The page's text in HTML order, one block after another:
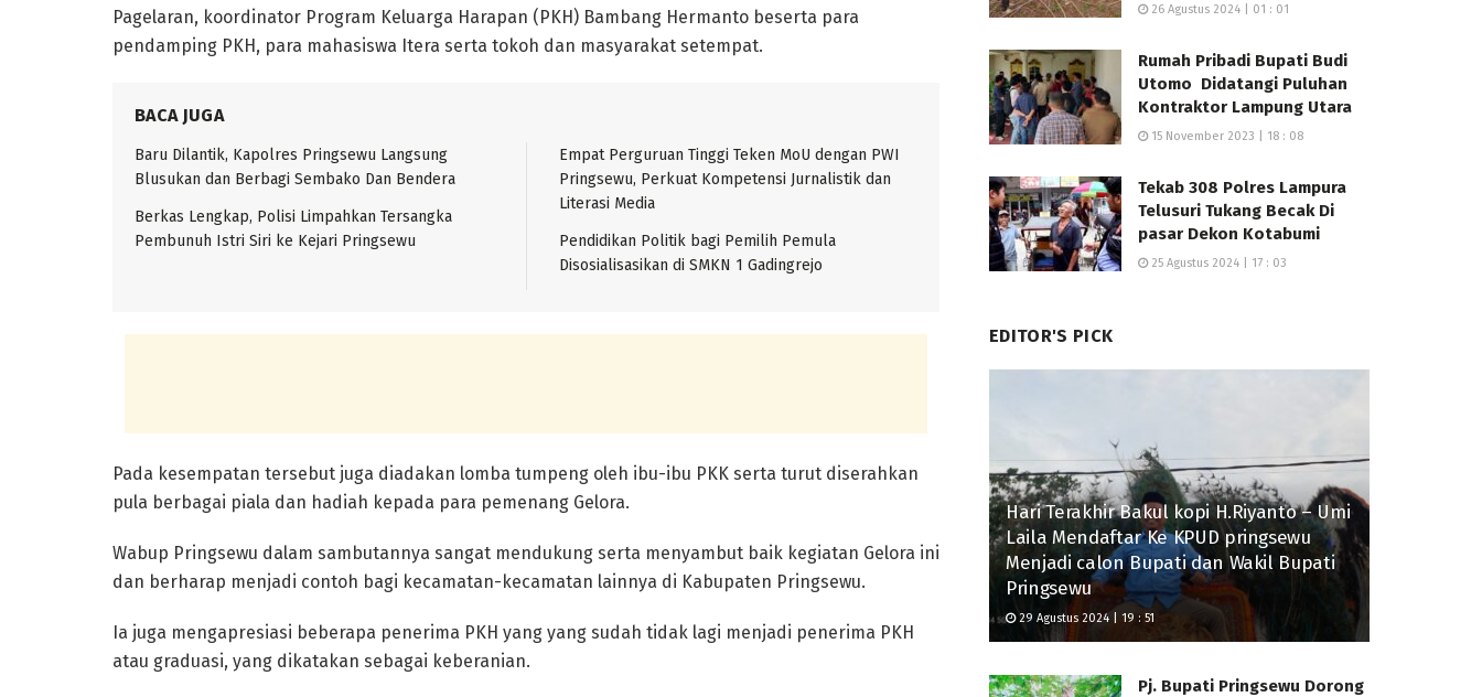
Pagelaran, koordinator Program Keluarga Harapan (PKH) Bambang Hermanto beserta para
pendamping PKH, para mahasiswa Itera serta tokoh dan masyarakat setempat.
BACA JUGA
Baru Dilantik, Kapolres Pringsewu Langsung
Blusukan dan Berbagi Sembako Dan Bendera
Berkas Lengkap, Polisi Limpahkan Tersangka
Pembunuh Istri Siri ke Kejari Pringsewu
Empat Perguruan Tinggi Teken MoU dengan PWI
Pringsewu, Perkuat Kompetensi Jurnalistik dan
Literasi Media
Pendidikan Politik bagi Pemilih Pemula
Disosialisasikan di SMKN 1 Gadingrejo
Pada kesempatan tersebut juga diadakan lomba tumpeng oleh ibu-ibu PKK serta turut diserahkan
pula berbagai piala dan hadiah kepada para pemenang Gelora.
Wabup Pringsewu dalam sambutannya sangat mendukung serta menyambut baik kegiatan Gelora ini
dan berharap menjadi contoh bagi kecamatan-kecamatan lainnya di Kabupaten Pringsewu.
Ia juga mengapresiasi beberapa penerima PKH yang yang sudah tidak lagi menjadi penerima PKH
atau graduasi, yang dikatakan sebagai keberanian.
26 Agustus 2024 | 01 : 01
Rumah Pribadi Bupati Budi
Utomo Didatangi Puluhan
Kontraktor Lampung Utara
15 November 2023 | 18 : 08
Tekab 308 Polres Lampura
Telusuri Tukang Becak Di
pasar Dekon Kotabumi
25 Agustus 2024 | 17 : 03
EDITOR'S PICK
Hari Terakhir Bakul kopi H.Riyanto – Umi
Laila Mendaftar Ke KPUD pringsewu
Menjadi calon Bupati dan Wakil Bupati
Pringsewu
29 Agustus 2024 | 19 : 51
Pj. Bupati Pringsewu Dorong